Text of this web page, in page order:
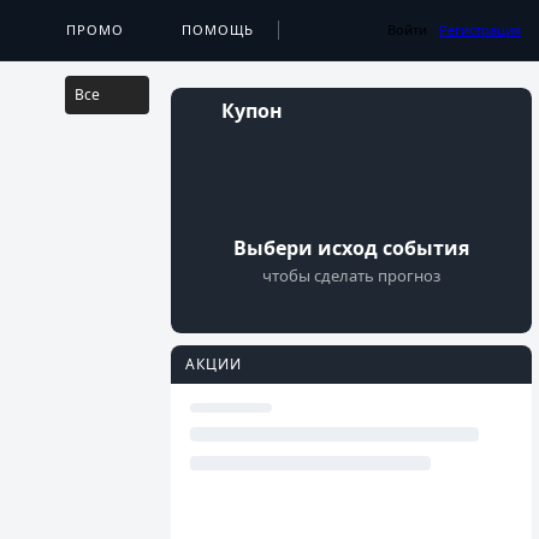
ПРИЛОЖЕНИЯ РЕЗУЛЬТАТЫ
ПРОМО ПОМОЩЬ Войти Регистрация
Все
Купон
Выбери исход события
чтобы сделать прогноз
АКЦИИ